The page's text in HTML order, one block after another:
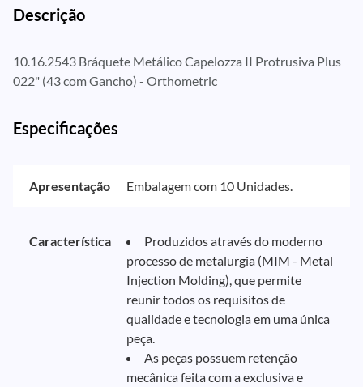
Descrição
10.16.2543 Bráquete Metálico Capelozza II Protrusiva Plus
022" (43 com Gancho) - Orthometric
Especificações
Apresentação Embalagem com 10 Unidades.
Característica
Produzidos através do moderno
processo de metalurgia (MIM - Metal
Injection Molding), que permite
reunir todos os requisitos de
qualidade e tecnologia em uma única
peça.
As peças possuem retenção
mecânica feita com a exclusiva e